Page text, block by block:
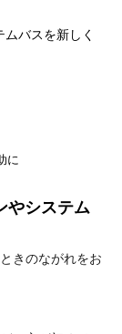
バスを新しく
に
やシステム
きのながれをお